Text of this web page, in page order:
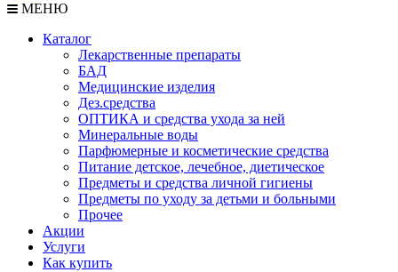
МЕНЮ
Каталог
Лекарственные препараты
БАД
Медицинские изделия
Дез.средства
ОПТИКА и средства ухода за ней
Минеральные воды
Парфюмерные и косметические средства
Питание детское, лечебное, диетическое
Предметы и средства личной гигиены
Предметы по уходу за детьми и больными
Прочее
Акции
Услуги
Как купить